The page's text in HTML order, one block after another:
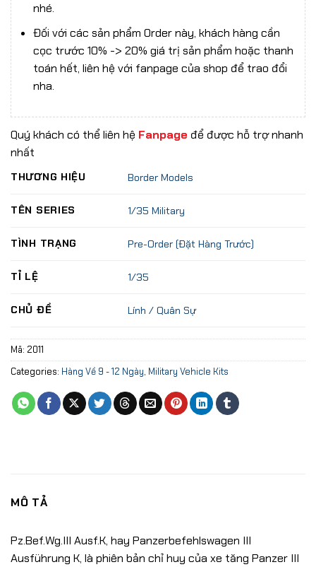
nhé.
Đối với các sản phẩm Order này, khách hàng cần
cọc trước 10% -> 20% giá trị sản phẩm hoặc thanh
toán hết, liên hệ với fanpage của shop để trao đổi
nha.
Quý khách có thể liên hệ Fanpage để được hỗ trợ nhanh
nhất
THƯƠNG HIỆU Border Models
TÊN SERIES 1/35 Military
TÌNH TRẠNG Pre-Order (Đặt Hàng Trước)
TỈ LỆ 1/35
CHỦ ĐỀ Lính / Quân Sự
Mã: 2011
Categories: Hàng Về 9 - 12 Ngày, Military Vehicle Kits
MÔ TẢ
Pz.Bef.Wg.III Ausf.K, hay Panzerbefehlswagen III
Ausführung K, là phiên bản chỉ huy của xe tăng Panzer III